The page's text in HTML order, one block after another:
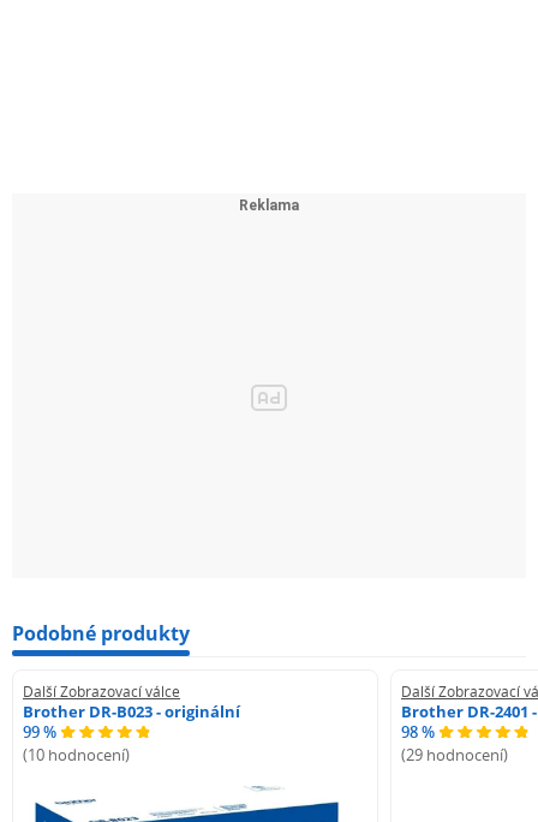
Podobné produkty
Další Zobrazovací válce
Brother DR-B023 - originální
99 %
(10 hodnocení)
Další Zobrazovací
Brother DR-2401
98 %
(29 hodnocení)